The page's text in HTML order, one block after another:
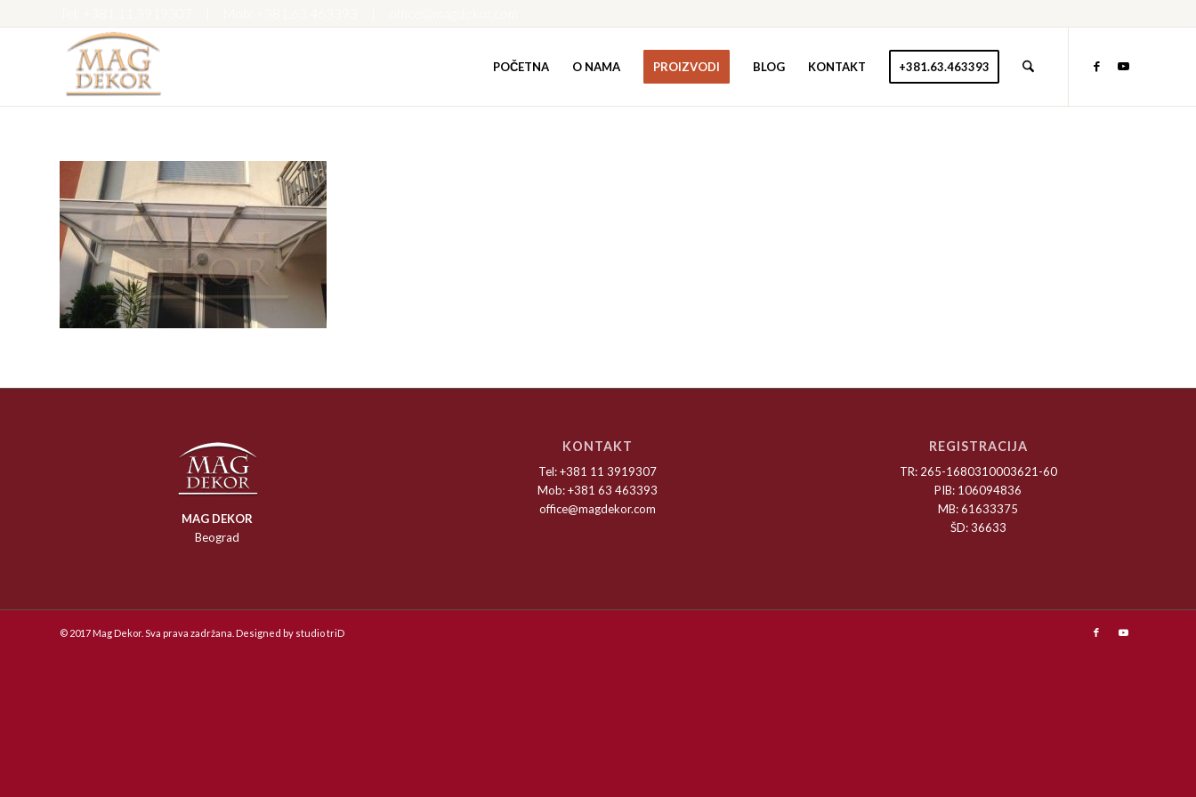
POČETNA O NAMA PROIZVODI BLOG KONTAKT +381.63.463393
MAG DEKOR
Beograd
KONTAKT
Tel: +381 11 3919307
Mob: +381 63 463393
office@magdekor.com
REGISTRACIJA
TR: 265-1680310003621-60
PIB: 106094836
MB: 61633375
ŠD: 36633
© 2017 Mag Dekor. Sva prava zadržana. Designed by studio triD